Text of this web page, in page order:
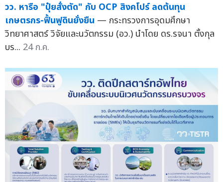
วว. หารือ "ปุ๋ยสั่งตัด" กับ OCP สิงคโปร์ ลดต้นทุน
เกษตรกร-ฟื้นฟูดินยั่งยืน — กระทรวงการอุดมศึกษา
วิทยาศาสตร์ วิจัยและนวัตกรรม (อว.) นำโดย ดร.รจนา ตั้งกุล
บร... 24 ก.ค.